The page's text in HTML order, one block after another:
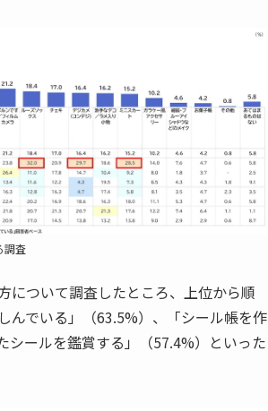
調査
について調査したところ、上位から順
んでいる」（63.5%）、「シール帳を作
シールを鑑賞する」（57.4%）といった